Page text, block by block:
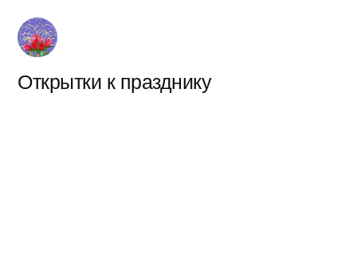
Перейти
содержимому
Открытки к празднику